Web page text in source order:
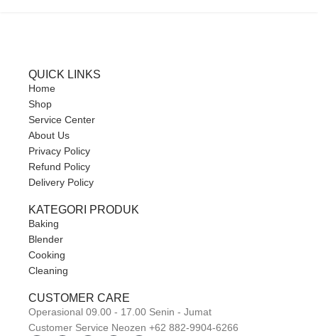
QUICK LINKS
Home
Shop
Service Center
About Us
Privacy Policy
Refund Policy
Delivery Policy
KATEGORI PRODUK
Baking
Blender
Cooking
Cleaning
CUSTOMER CARE
Operasional 09.00 - 17.00 Senin - Jumat
Customer Service Neozen +62 882-9904-6266